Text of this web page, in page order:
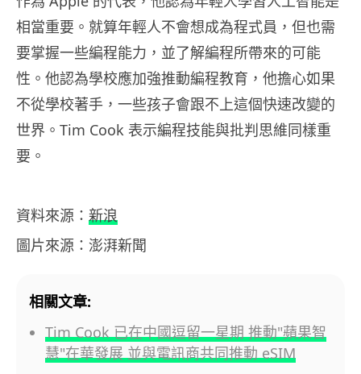
相當重要。就算年輕人不會想成為程式員，但也需
要掌握一些編程能力，並了解編程所帶來的可能
性。他認為學校應加強推動編程教育，他擔心如果
不從學校著手，一些孩子會跟不上這個快速改變的
世界。Tim Cook 表示編程技能與批判思維同樣重
要。
資料來源： 新浪
圖片來源：澎湃新聞
相關文章:
Tim Cook 已在中國逗留一星期 推動"蘋果智
慧"在華發展 並與電訊商共同推動 eSIM